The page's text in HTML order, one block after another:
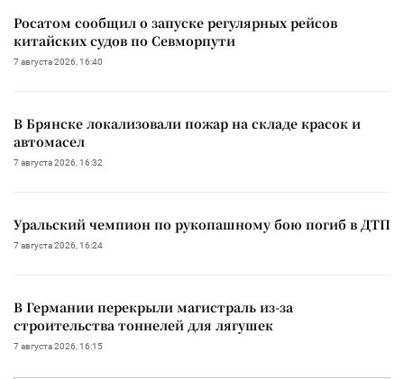
Росатом сообщил о запуске регулярных рейсов
китайских судов по Севморпути
7 августа 2026, 16:40
В Брянске локализовали пожар на складе красок и
автомасел
7 августа 2026, 16:32
Уральский чемпион по рукопашному бою погиб в ДТП
7 августа 2026, 16:24
В Германии перекрыли магистраль из-за
строительства тоннелей для лягушек
7 августа 2026, 16:15